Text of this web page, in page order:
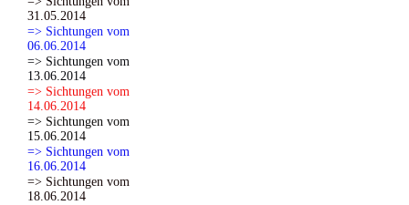
31.05.2014
=> Sichtungen vom
06.06.2014
=> Sichtungen vom
13.06.2014
=> Sichtungen vom
14.06.2014
=> Sichtungen vom
15.06.2014
=> Sichtungen vom
16.06.2014
=> Sichtungen vom
18.06.2014